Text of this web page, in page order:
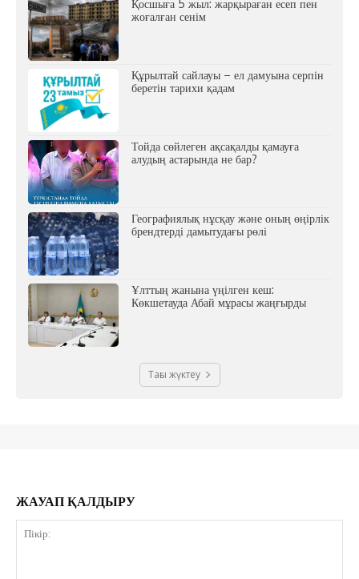
Қосшыға 5 жыл: жарқыраған есеп пен
жоғалған сенім
Құрылтай сайлауы – ел дамуына серпін
беретін тарихи қадам
Тойда сөйлеген ақсақалды қамауға
алудың астарында не бар?
Географиялық нұсқау және оның өңірлік
брендтерді дамытудағы рөлі
Ұлттың жанына үңілген кеш:
Көкшетауда Абай мұрасы жаңғырды
Тағы жүктеу
ЖАУАП ҚАЛДЫРУ